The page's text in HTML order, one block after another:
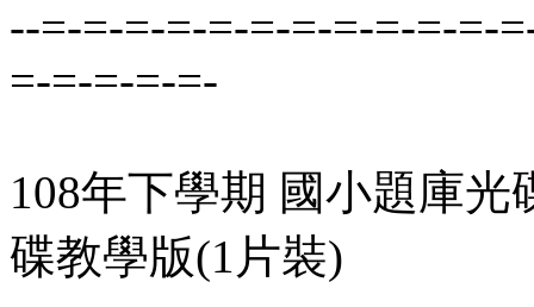
--=-=-=-=-=-=-=-=-=-=-=-
=-=-=-=-=-
108年下學期 國小題庫
碟教學版(1片裝)